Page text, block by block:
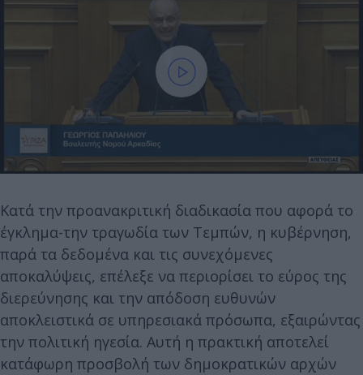
Κατά την προανακριτική διαδικασία που αφορά το
έγκλημα-την τραγωδία των Τεμπών, η κυβέρνηση,
παρά τα δεδομένα και τις συνεχόμενες
αποκαλύψεις, επέλεξε να περιορίσει το εύρος της
διερεύνησης και την απόδοση ευθυνών
αποκλειστικά σε υπηρεσιακά πρόσωπα, εξαιρώντας
την πολιτική ηγεσία. Αυτή η πρακτική αποτελεί
κατάφωρη προσβολή των δημοκρατικών αρχών